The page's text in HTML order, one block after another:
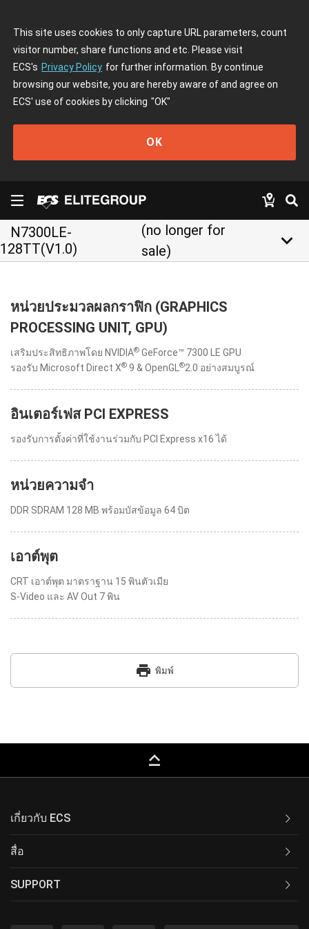
This site uses cookies to only capture URL parameters, count
visitor number, share functions and etc. Please visit
ECS's Privacy Policy for further information. By continue
browsing our website, you are hereby aware of and agree on
ECS' use of cookies by clicking "OK"
OK
N7300LE-
128TT(V1.0)
(no longer for
sale)
keyboard_arrow_down
หน่วยประมวลผลกราฟิก (GRAPHICS
PROCESSING UNIT, GPU)
เสริมประสิทธิภาพโดย NVIDIA® GeForce™ 7300 LE GPU
รองรับ Microsoft Direct X® 9 & OpenGL ®2.0 อย่างสมบูรณ์
อินเตอร์เฟส PCI EXPRESS
รองรับการตั้งค่าที่ใช้งานร่วมกับ PCI Express x16 ได้
หน่วยความจำ
DDR SDRAM 128 MB พร้อมบัสข้อมูล 64 บิต
เอาต์พุต
CRT เอาต์พุต มาตราฐาน 15 พินตัวเมีย
S-Video และ AV Out 7 พิน
print พิมพ์
keyboard_capslock
เกี่ยวกับ ECS
สื่อ
SUPPORT